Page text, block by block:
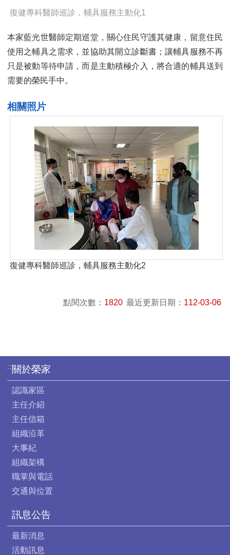
復健專科醫師巡診，輔具服務主動化1
本家藍光世醫師定期巡堂，關心住民守護其健康，留意住民
使用之輔具之需求，並協助其開立診斷書；讓輔具服務不再
只是被動等待申請，而是主動積極介入，將合適的輔具送到
需要的榮民手中。
相關照片
復健專科醫師巡診，輔具服務主動化2
點閱次數： 1820 最近更新日期： 112-03-06
:::關於榮家
認識家區
主任介紹
主任信箱
組織沿革
大事紀
組織架構
職掌與電話
交通與位置
訊息公告
最新消息
活動訊息